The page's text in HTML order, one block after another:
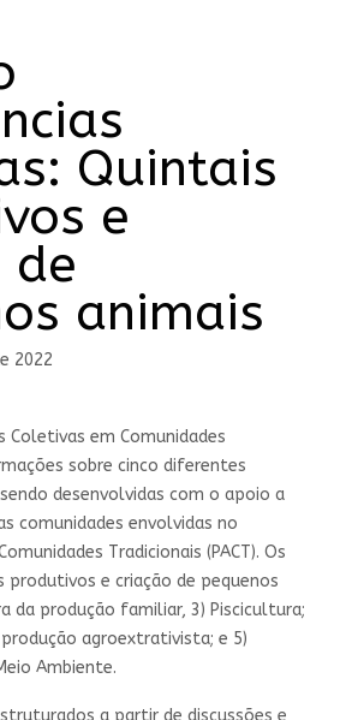
Quintais
e
de
animais
2022
Coletivas em Comunidades
sobre cinco diferentes
desenvolvidas com o apoio a
comunidades envolvidas no
Tradicionais (PACT). Os
produtivos e criação de pequenos
da produção familiar, 3) Piscicultura;
agroextrativista; e 5)
Ambiente.